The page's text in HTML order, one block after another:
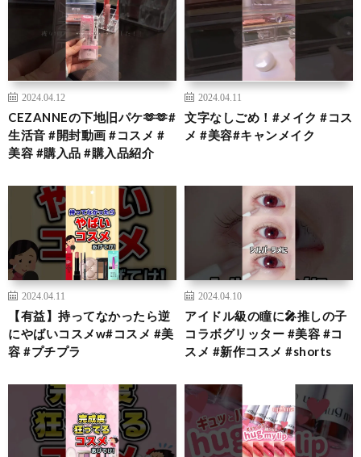
2024.04.12
CEZANNEの下地旧パケ🫶🫶#
生活音 #開封動画 #コスメ #
美容 #購入品 #購入品紹介
2024.04.11
文字なしごめ！#メイク #コス
メ #美容#キャンメイク
2024.04.11
【有益】持ってなかったら逆
にやばいコスメw#コスメ #美
容 #プチプラ
2024.04.10
アイドル級の瞳に🎤推しの子
コラボグリッター #美容 #コ
スメ #新作コスメ #shorts